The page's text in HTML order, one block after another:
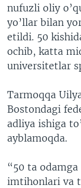
nufuzli oliy
yo’llar bilan
etildi. 50
ochib, katta
universitetlar
Tarmoqqa
Bostondagi
adliya ishiga
ayblamoqda.
“50 ta
imtihonlari va